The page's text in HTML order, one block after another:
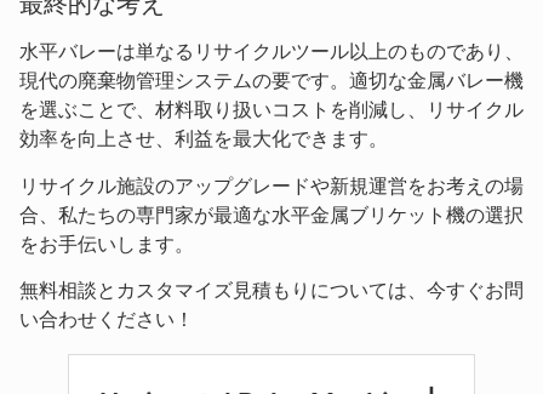
水平バレーは単なるリサイクルツール以上のものであり、
現代の廃棄物管理システムの要です。適切な金属バレー機
を選ぶことで、材料取り扱いコストを削減し、リサイクル
効率を向上させ、利益を最大化できます。
リサイクル施設のアップグレードや新規運営をお考えの場
合、私たちの専門家が最適な水平金属ブリケット機の選択
をお手伝いします。
無料相談とカスタマイズ見積もりについては、今すぐお問
い合わせください！